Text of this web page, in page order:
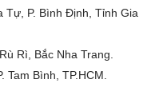
Tự, P. Bình Định, Tỉnh Gia
Rì, Bắc Nha Trang.
Tam Bình, TP.HCM.